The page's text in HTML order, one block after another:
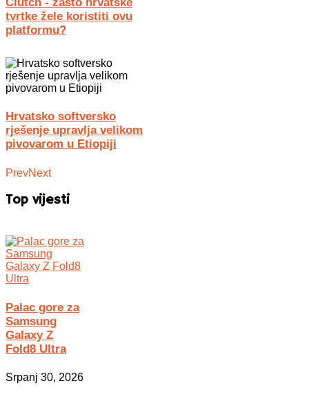
tvrtke žele koristiti ovu
platformu?
Hrvatsko softversko
rješenje upravlja velikom
pivovarom u Etiopiji
PrevNext
Top vijesti
Palac gore za
Samsung
Galaxy Z
Fold8 Ultra
Srpanj 30, 2026